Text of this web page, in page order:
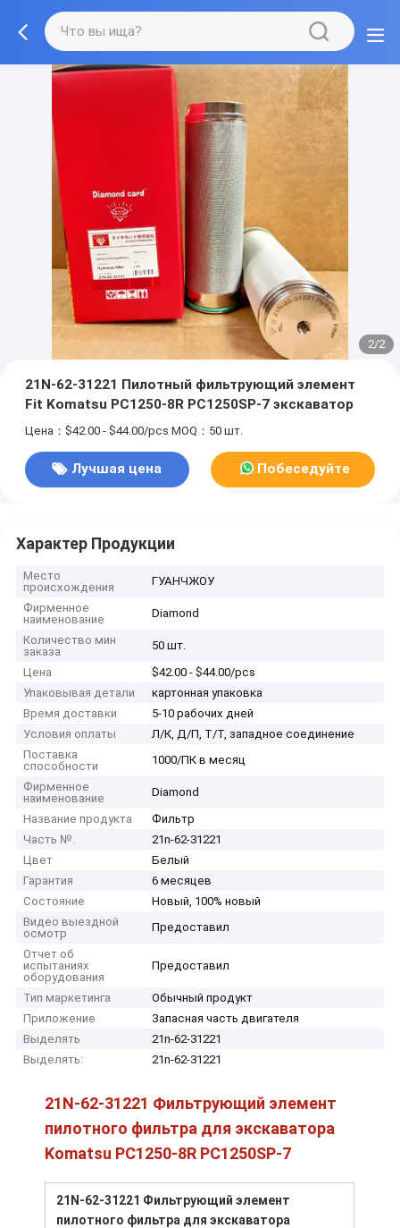
2/2
21N-62-31221 Пилотный фильтрующий элемент
Fit Komatsu PC1250-8R PC1250SP-7 экскаватор
Цена：$42.00 - $44.00/pcs MOQ：50 шт.
Лучшая цена Побеседуйте
Характер Продукции
Место
происхождения
ГУАНЧЖОУ
Фирменное
наименование
Diamond
Количество мин
заказа
50 шт.
Цена
$42.00 - $44.00/pcs
Упаковывая детали
картонная упаковка
Время доставки
5-10 рабочих дней
Условия оплаты
Л/К, Д/П, Т/Т, западное соединение
Поставка
способности
1000/ПК в месяц
Фирменное
наименование
Diamond
Название продукта
Фильтр
Часть №.
21n-62-31221
Цвет
Белый
Гарантия
6 месяцев
Состояние
Новый, 100% новый
Видео выездной
осмотр
Предоставил
Отчет об
испытаниях
оборудования
Предоставил
Тип маркетинга
Обычный продукт
Приложение
Запасная часть двигателя
Выделять
21n-62-31221
Выделять:
21n-62-31221
21N-62-31221 Фильтрующий элемент
пилотного фильтра для экскаватора
Komatsu PC1250-8R PC1250SP-7
21N-62-31221 Фильтрующий элемент
пилотного фильтра для экскаватора